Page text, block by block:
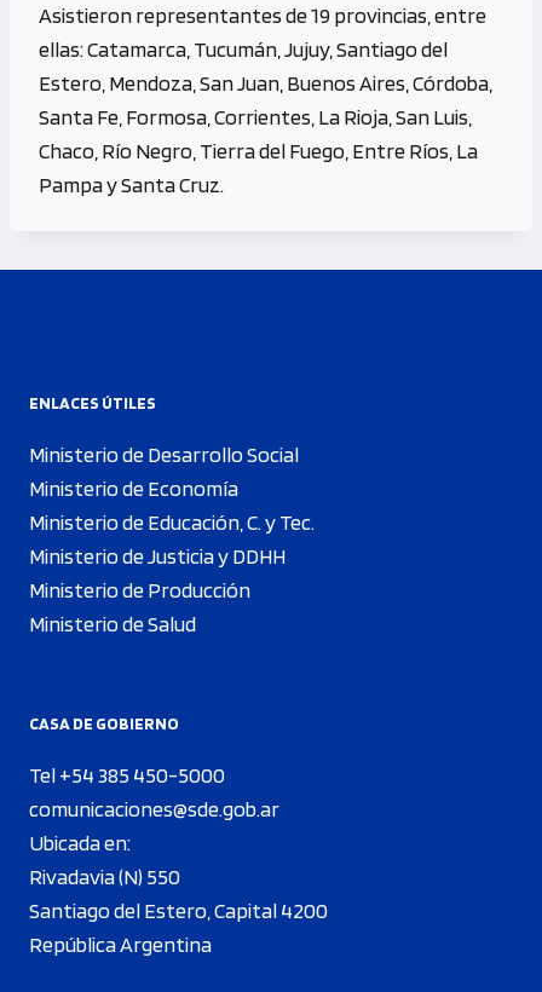
Asistieron representantes de 19 provincias, entre
ellas: Catamarca, Tucumán, Jujuy, Santiago del
Estero, Mendoza, San Juan, Buenos Aires, Córdoba,
Santa Fe, Formosa, Corrientes, La Rioja, San Luis,
Chaco, Río Negro, Tierra del Fuego, Entre Ríos, La
Pampa y Santa Cruz.
ENLACES ÚTILES
Ministerio de Desarrollo Social
Ministerio de Economía
Ministerio de Educación, C. y Tec.
Ministerio de Justicia y DDHH
Ministerio de Producción
Ministerio de Salud
CASA DE GOBIERNO
Tel +54 385 450-5000
comunicaciones@sde.gob.ar
Ubicada en:
Rivadavia (N) 550
Santiago del Estero, Capital 4200
República Argentina